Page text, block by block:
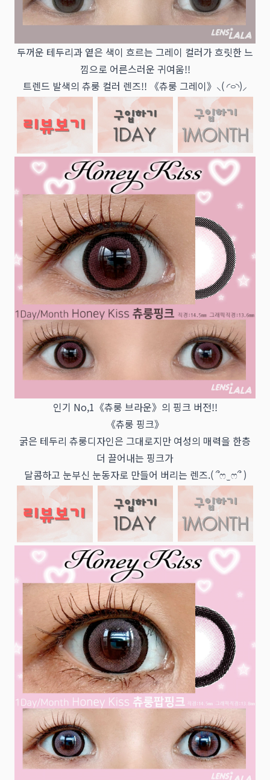
두꺼운 테두리과 옅은 색이 흐르는 그레이 컬러가 흐릿한 느
낌으로 어른스러운 귀여움!!
트렌드 발색의 츄룽 컬러 렌즈!! 《츄룽 그레이》⸜( ◜࿁◝)⸝︎︎
인기 No,1《츄룽 브라운》의 핑크 버전!!
《츄룽 핑크》
굵은 테두리 츄룽디자인은 그대로지만 여성의 매력을 한층
더 끌어내는 핑크가
달콤하고 눈부신 눈동자로 만들어 버리는 렌즈.( ՞ෆ ̫ ෆ՞ )